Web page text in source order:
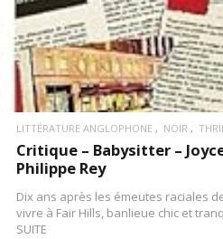
LITTÉRATURE ANGLOPHONE NOIR
Critique – Babysitter –
Philippe Rey
Dix ans après les émeutes raciales
vivre à Fair Hills, banlieue chic et
SUITE